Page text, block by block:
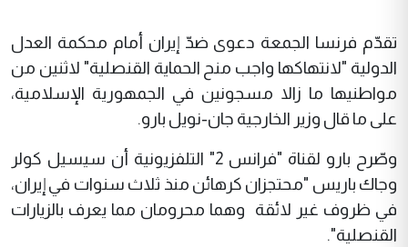
تقدّم فرنسا الجمعة دعوى ضدّ إيران أمام محكمة العدل
الدولية "لانتهاكها واجب منح الحماية القنصلية" لاثنين من
مواطنيها ما زالا مسجونين في الجمهورية الإسلامية،
على ما قال وزير الخارجية جان-نويل بارو.
وصّرح بارو لقناة "فرانس 2" التلفزيونية أن سيسيل كولر
وجاك باريس "محتجزان كرهائن منذ ثلاث سنوات في إيران،
في ظروف غير لائقة وهما محرومان مما يعرف بالزيارات
القنصلية".